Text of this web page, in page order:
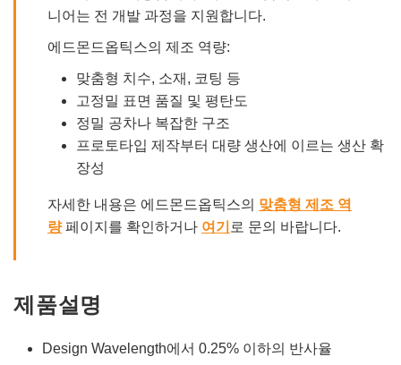
니어는 전 개발 과정을 지원합니다.
에드몬드옵틱스의 제조 역량:
맞춤형 치수, 소재, 코팅 등
고정밀 표면 품질 및 평탄도
정밀 공차나 복잡한 구조
프로토타입 제작부터 대량 생산에 이르는 생산 확
장성
자세한 내용은 에드몬드옵틱스의 맞춤형 제조 역
량페이지를 확인하거나 여기 로 문의 바랍니다.
제품설명
Design Wavelength에서 0.25% 이하의 반사율